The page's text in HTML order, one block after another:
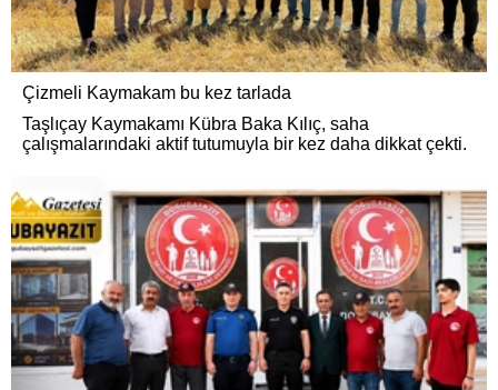
Çizmeli Kaymakam bu kez tarlada
Taşlıçay Kaymakamı Kübra Baka Kılıç, saha
çalışmalarındaki aktif tutumuyla bir kez daha dikkat çekti.